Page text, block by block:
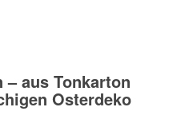
aus Tonkarton
Osterdeko